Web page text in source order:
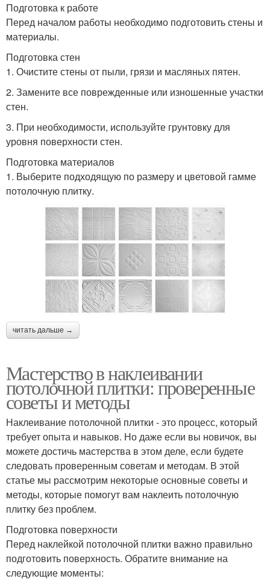
Подготовка к работе
Перед началом работы необходимо подготовить стены и
материалы.
Подготовка стен
1. Очистите стены от пыли, грязи и масляных пятен.
2. Замените все поврежденные или изношенные участки
стен.
3. При необходимости, используйте грунтовку для
уровня поверхности стен.
Подготовка материалов
1. Выберите подходящую по размеру и цветовой гамме
потолочную плитку.
читать дальше →
Мастерство в наклеивании
потолочной плитки: проверенные
советы и методы
Наклеивание потолочной плитки - это процесс, который
требует опыта и навыков. Но даже если вы новичок, вы
можете достичь мастерства в этом деле, если будете
следовать проверенным советам и методам. В этой
статье мы рассмотрим некоторые основные советы и
методы, которые помогут вам наклеить потолочную
плитку без проблем.
Подготовка поверхности
Перед наклейкой потолочной плитки важно правильно
подготовить поверхность. Обратите внимание на
следующие моменты: